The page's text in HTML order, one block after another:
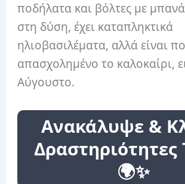
ποδήλατα και βόλτες με
στη δύση, έχει καταπληκτικά
ηλιοβασιλέματα, αλλά είναι
απασχολημένο το καλοκαίρι,
Αύγουστο.
Ανακάλυψε &
🌍✨